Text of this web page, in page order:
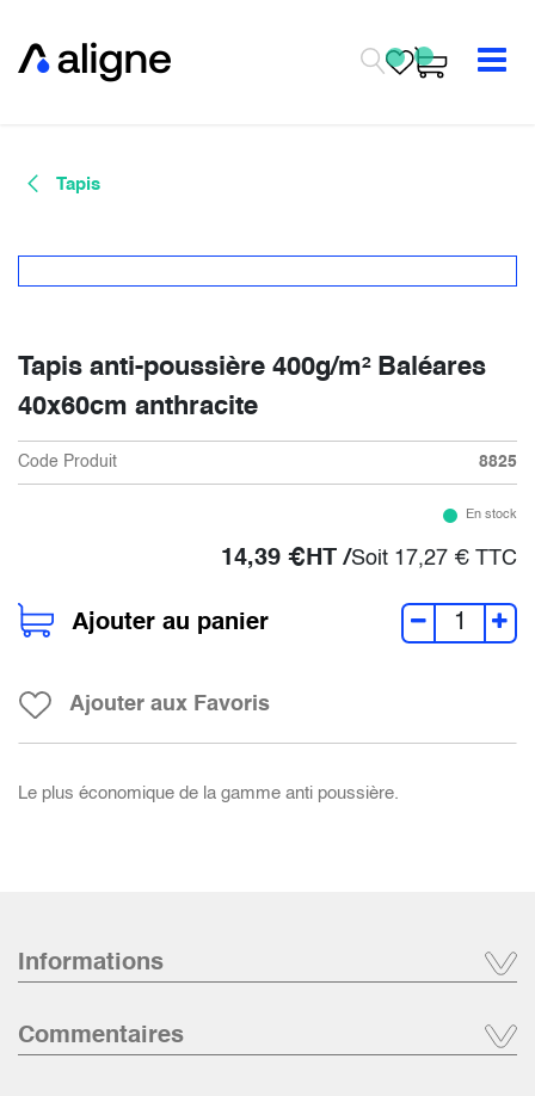
Tapis
Tapis anti-poussière 400g/m² Baléares
40x60cm anthracite
Code Produit 8825
En stock
14,39 €HT /Soit 17,27 € TTC
Ajouter au panier
Ajouter aux Favoris
Le plus économique de la gamme anti poussière.
Informations
Commentaires